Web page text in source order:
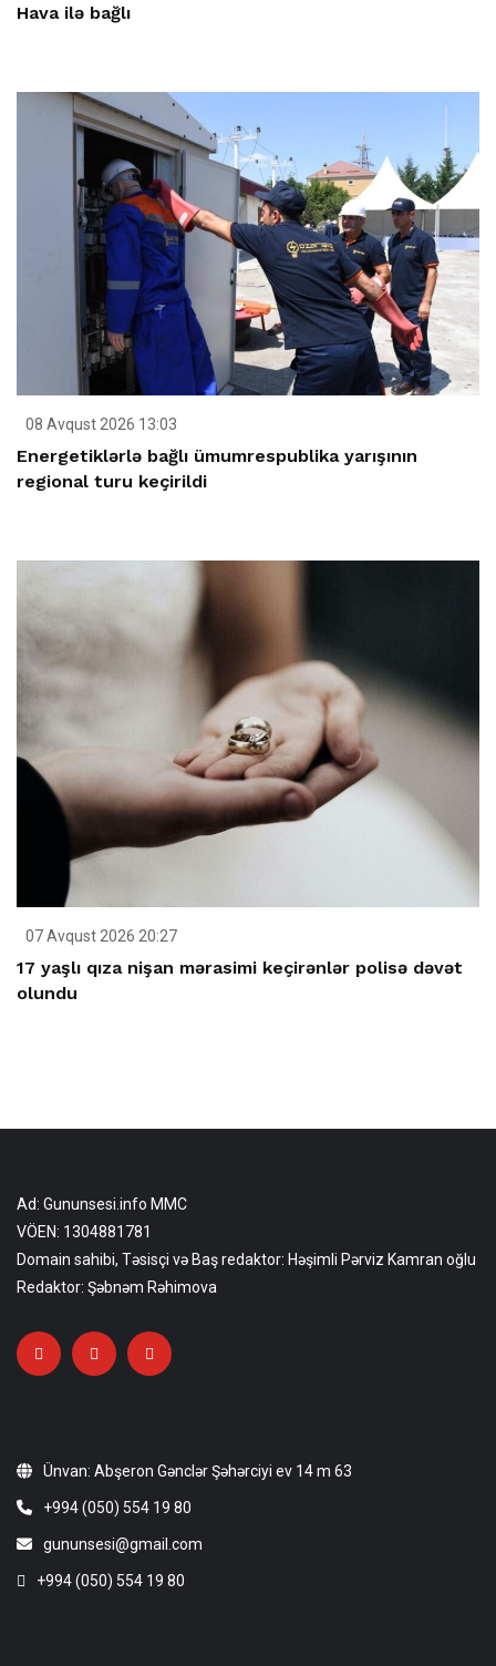
Hava ilə bağlı
08 Avqust 2026 13:03
Energetiklərlə bağlı ümumrespublika yarışının
regional turu keçirildi
07 Avqust 2026 20:27
17 yaşlı qıza nişan mərasimi keçirənlər polisə dəvət
olundu
Ad: Gununsesi.info MMC
VÖEN: 1304881781
Domain sahibi, Təsisçi və Baş redaktor: Həşimli Pərviz Kamran oğlu
Redaktor: Şəbnəm Rəhimova
Ünvan: Abşeron Gənclər Şəhərciyi ev 14 m 63
+994 (050) 554 19 80
gununsesi@gmail.com
+994 (050) 554 19 80